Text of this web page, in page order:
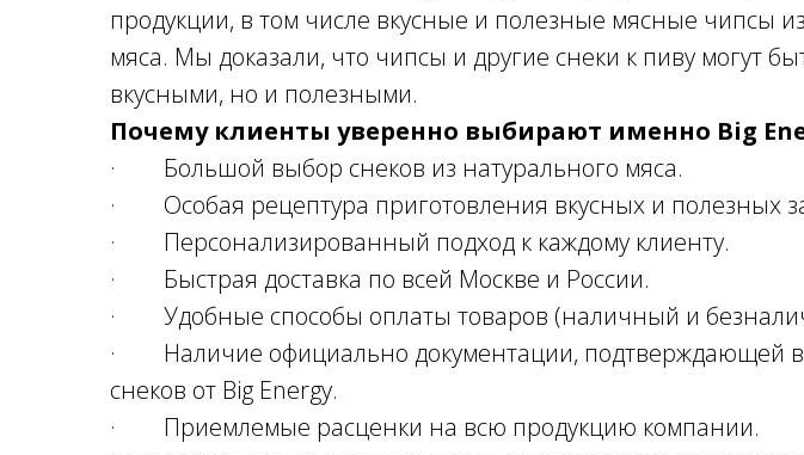
продукции, в том числе вкусные и полезные мясные чипсы
мяса. Мы доказали, что чипсы и другие снеки к пиву могут
вкусными, но и полезными.
Почему клиенты уверенно выбирают именно Big
· Большой выбор снеков из натурального мяса.
· Особая рецептура приготовления вкусных и полезных
· Персонализированный подход к каждому клиенту.
· Быстрая доставка по всей Москве и России.
· Удобные способы оплаты товаров (наличный и
· Наличие официально документации, подтверждающей
снеков от Big Energy.
· Приемлемые расценки на всю продукцию компании.